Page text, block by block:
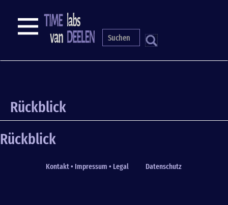
content
S
NAVIGATION
Rückblick
Rückblick
Fußzeile
Kontakt • Impressum • Legal Datenschutz